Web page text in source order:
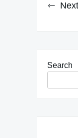
Search